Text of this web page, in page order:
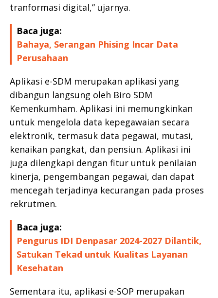
tranformasi digital,” ujarnya.
Baca juga:
Bahaya, Serangan Phising Incar Data
Perusahaan
Aplikasi e-SDM merupakan aplikasi yang
dibangun langsung oleh Biro SDM
Kemenkumham. Aplikasi ini memungkinkan
untuk mengelola data kepegawaian secara
elektronik, termasuk data pegawai, mutasi,
kenaikan pangkat, dan pensiun. Aplikasi ini
juga dilengkapi dengan fitur untuk penilaian
kinerja, pengembangan pegawai, dan dapat
mencegah terjadinya kecurangan pada proses
rekrutmen.
Baca juga:
Pengurus IDI Denpasar 2024-2027 Dilantik,
Satukan Tekad untuk Kualitas Layanan
Kesehatan
Sementara itu, aplikasi e-SOP merupakan